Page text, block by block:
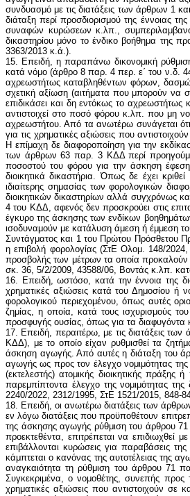
συνδυασμό με τις διατάξεις των άρθρων 1
διάταξη περί προσδιορισμού της έννοιας
συναφών κυρώσεων κ.λπ.,
δικαστηρίου μόνο το ένδικο βοήθημα της
3363/2013 κ.ά.).
15. Επειδή, η παραπάνω δικονομική
κατά νόμο (άρθρο 8 παρ. 4 περ. ε΄ του ν.δ.
αχρεωστήτως καταβληθέντων φόρων,
σχετική αξίωση (αιτήματα που μπορούν να
επιδικάσει και δη εντόκως το
αντιστοιχεί στο ποσό φόρου κ.λπ. που μη
αχρεωστήτου. Από τα ανωτέρω συνάγεται
για τις χρηματικές αξιώσεις που
Η επίμαχη δε διαφοροποίηση για την
των άρθρων 63 παρ. 3 ΚΔΔ περί
ποσοστού του φόρου για την άσκηση
διοικητικά δικαστήρια. Όπως δε έχει
ιδιαίτερης σημασίας των φορολογικών
διοικητικών δικαστηρίων αλλά συγχρόνως
4 του ΚΔΔ, αφενός δεν προσκρούει στις
έγκυρο της άσκησης των ενδίκων
ισοδυναμούν με κατάλυση άμεση ή έμμεση
Συντάγματος και 1 του Πρώτου Πρόσθετου
η επιβολή φορολογίας (ΣτΕ Ολομ. 148/2024,
προσβολής των μέτρων τα οποία
σκ. 36, 5/2/2009, 43588/06, Βοντάς κ.λπ.
16. Επειδή, ωστόσο, κατά την έννοια της
χρηματικές αξιώσεις κατά του Δημοσίου
φορολογικού περιεχομένου, όπως αυτές
ζημίας, η οποία, κατά τους ισχυρισμούς
προσφυγής ουσίας, όπως για τα διαφυγόντα
17. Επειδή, περαιτέρω, με τις διατάξεις
ΚΔΔ), με το οποίο είχαν ρυθμισθεί τα
άσκηση αγωγής. Από αυτές η διάταξη του
αγωγής ως προς τον έλεγχο νομιμότητας της
(εκτελεστής) ατομικής διοικητικής
παρεμπίπτοντα έλεγχο της νομιμότητας
2240/2022, 2312/1995, ΣτΕ 1521/2015, 848-
18. Επειδή, οι ανωτέρω διατάξεις των
εν λόγω διατάξεις που προϋποθέτουν
της άσκησης αγωγής ρύθμιση του άρθρου
προεκτεθέντα, επιτρέπεται να
επιβάλλονται κυρώσεις για παραβάσεις
κάμπτεται ο κανόνας της αυτοτέλειας της
αναγκαιότητα τη ρύθμιση του άρθρου 71
Συγκεκριμένα, ο νομοθέτης, συνεπής
χρηματικές αξιώσεις που αντιστοιχούν